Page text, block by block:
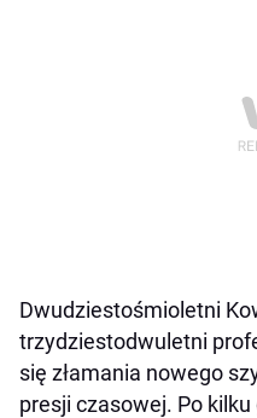
Dwudziestośmioletni
trzydziestodwuletni
się złamania nowego
presji czasowej. Po